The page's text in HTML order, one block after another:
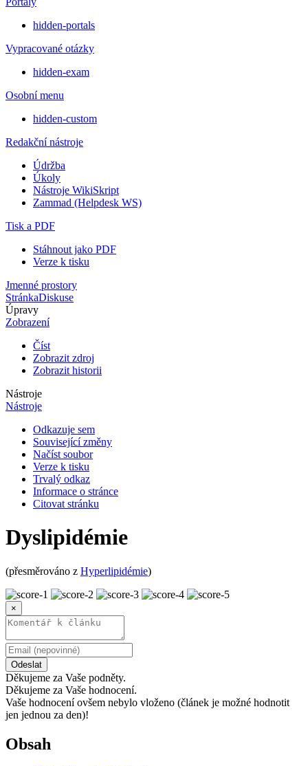
hidden-portals
Vypracované otázky
hidden-exam
Osobní menu
hidden-custom
Redakční nástroje
Údržba
Úkoly
Nástroje WikiSkript
Zammad (Helpdesk WS)
Tisk a PDF
Stáhnout jako PDF
Verze k tisku
Jmenné prostory
StránkaDiskuse
Úpravy
Zobrazení
Číst
Zobrazit zdroj
Zobrazit historii
Nástroje
Nástroje
Odkazuje sem
Související změny
Načíst soubor
Verze k tisku
Trvalý odkaz
Informace o stránce
Citovat stránku
Dyslipidémie
(přesměrováno z Hyperlipidémie)
×
Odeslat
Děkujeme za Vaše podněty.
Děkujeme za Vaše hodnocení.
Vaše hodnocení ovšem nebylo vloženo (článek je možné hodnotit
jen jednou za den)!
Obsah